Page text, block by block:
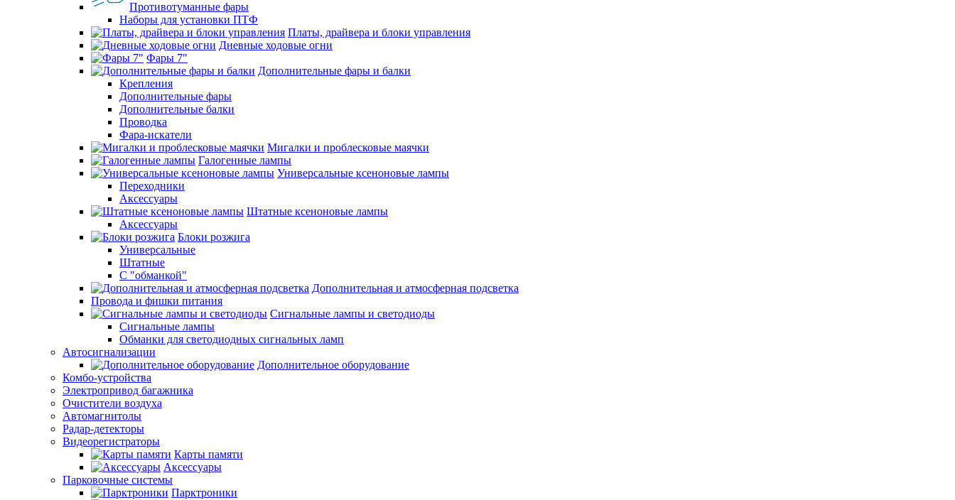
Противотуманные фары
Наборы для установки ПТФ
Платы, драйвера и блоки управления
Дневные ходовые огни
Фары 7"
Дополнительные фары и балки
Крепления
Дополнительные фары
Дополнительные балки
Проводка
Фара-искатели
Мигалки и проблесковые маячки
Галогенные лампы
Универсальные ксеноновые лампы
Переходники
Аксессуары
Штатные ксеноновые лампы
Аксессуары
Блоки розжига
Универсальные
Штатные
С "обманкой"
Дополнительная и атмосферная подсветка
Провода и фишки питания
Cигнальные лампы и светодиоды
Сигнальные лампы
Обманки для светодиодных сигнальных ламп
Автосигнализации
Дополнительное оборудование
Комбо-устройства
Электропривод багажника
Очистители воздуха
Автомагнитолы
Радар-детекторы
Видеорегистраторы
Карты памяти
Аксессуары
Парковочные системы
Парктроники